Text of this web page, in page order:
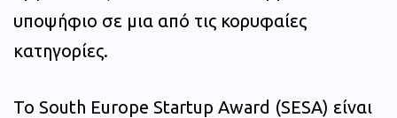
υποψήφιο σε μια από τις κορυφαίες
κατηγορίες.
Το South Europe Startup Award (SESA) είναι